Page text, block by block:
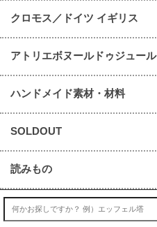
クロモス／ドイツ イギリス
アトリエボヌールドゥジュール
ハンドメイド素材・材料
SOLDOUT
読みもの